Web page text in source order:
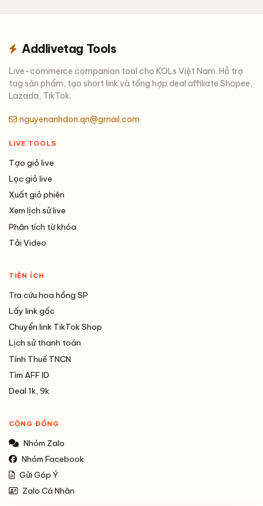
Addlivetag Tools
Live-commerce companion tool cho KOLs Việt Nam. Hỗ trợ
tag sản phẩm, tạo short link và tổng hợp deal affiliate Shopee,
Lazada, TikTok.
nguyenanhdon.qn@gmail.com
LIVE TOOLS
Tạo giỏ live
Lọc giỏ live
Xuất giỏ phiên
Xem lịch sử live
Phân tích từ khóa
Tải Video
TIỆN ÍCH
Tra cứu hoa hồng SP
Lấy link gốc
Chuyển link TikTok Shop
Lịch sử thanh toán
Tính Thuế TNCN
Tìm AFF ID
Deal 1k, 9k
CỘNG ĐỒNG
Nhóm Zalo
Nhóm Facebook
Gửi Góp Ý
Zalo Cá Nhân
Báo lỗi / Góp ý
Cập nhật lịch sử live